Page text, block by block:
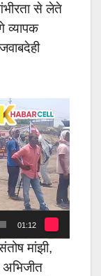
गंभीरता से लेते
व्यापक
01:12
मांझी,